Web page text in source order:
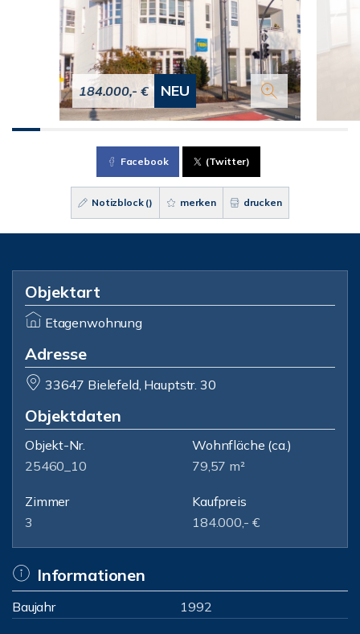
184.000,- € NEU
Facebook (Twitter)
Notizblock () merken drucken
Objektart
Etagenwohnung
Adresse
33647 Bielefeld, Hauptstr. 30
Objektdaten
Objekt-Nr.
25460_10
Wohnfläche (ca.)
79,57 m²
Zimmer
3
Kaufpreis
184.000,- €
Informationen
Baujahr 1992